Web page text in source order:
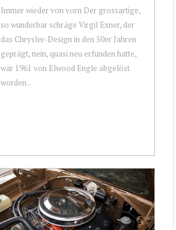
Immer wieder von vorn Der grossartige,
so wunderbar schräge Virgil Exner, der
das Chrysler-Design in den 50er Jahren
geprägt, nein, quasi neu erfunden hatte,
war 1961 von Elwood Engle abgelöst
worden...